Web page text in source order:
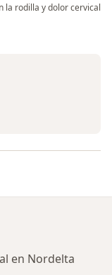
la rodilla y dolor cervical
en Nordelta